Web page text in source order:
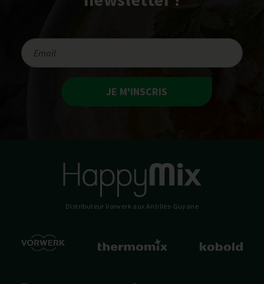
JE M'INSCRIS
Distributeur Vorwerk aux Antilles-Guyane